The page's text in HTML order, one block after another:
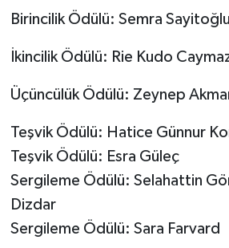
Birincilik Ödülü: Semra Sayitoğlu
İkincilik Ödülü: Rie Kudo
Üçüncülük Ödülü: Zeynep
Teşvik Ödülü: Hatice Günnur
Teşvik Ödülü: Esra Güleç
Sergileme Ödülü: Selahattin
Dizdar
Sergileme Ödülü: Sara Farvard